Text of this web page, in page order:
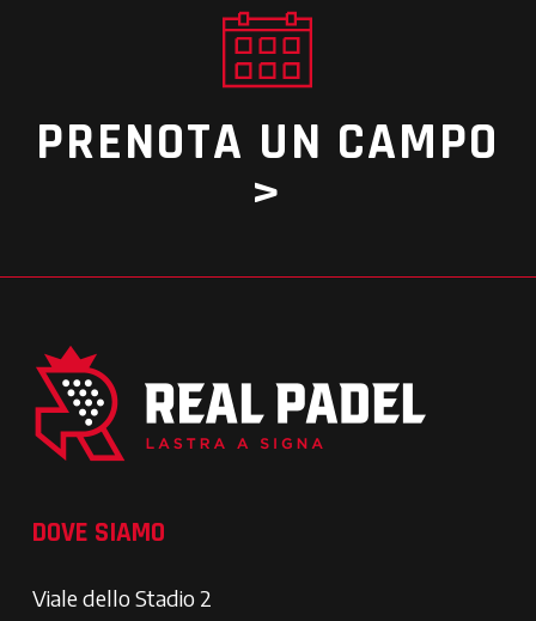
PRENOTA UN CAMPO
>
DOVE SIAMO
Viale dello Stadio 2